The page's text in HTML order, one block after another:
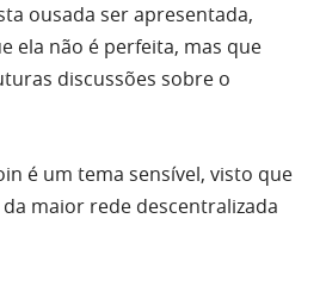
ousada ser apresentada,
ela não é perfeita, mas que
discussões sobre o
é um tema sensível, visto que
maior rede descentralizada